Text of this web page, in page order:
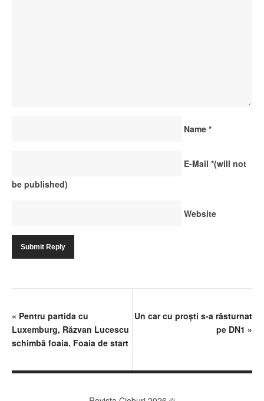
Name *
E-Mail *(will not
be published)
Website
« Pentru partida cu
Luxemburg, Răzvan Lucescu
schimbă foaia. Foaia de start
Un car cu proşti s-a răsturnat
pe DN1 »